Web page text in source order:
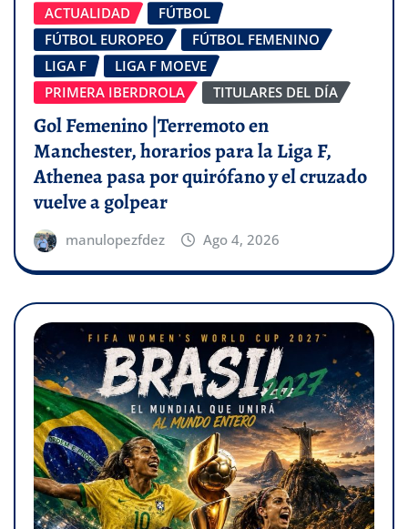
ACTUALIDAD
FÚTBOL
FÚTBOL EUROPEO
FÚTBOL FEMENINO
LIGA F
LIGA F MOEVE
PRIMERA IBERDROLA
TITULARES DEL DÍA
Gol Femenino |Terremoto en
Manchester, horarios para la Liga F,
Athenea pasa por quirófano y el cruzado
vuelve a golpear
manulopezfdez Ago 4, 2026